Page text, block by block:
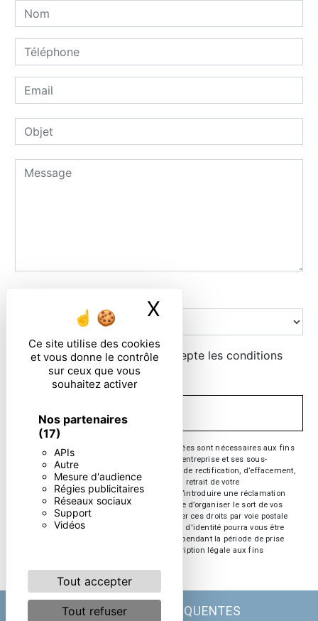
Ce site utilise des cookies
et vous donne le contrôle
sur ceux que vous
souhaitez activer
Nos partenaires
(17)
APIs
Autre
Mesure d'audience
Régies publicitaires
Réseaux sociaux
Support
Vidéos
Tout accepter
Tout refuser
X Masquer le
En cochant cette case, j'accepte les conditions
particulières ci-dessous **
** Les données personnelles communiquées sont nécessaires aux fins
de vous contacter. Elles sont destinées à l'entreprise et ses sous-
traitants. Vous disposez de droits d’accès, de rectification, d’effacement,
de portabilité, de limitation, d’opposition, de retrait de votre
consentement à tout moment et du droit d’introduire une réclamation
auprès d’une autorité de contrôle, ainsi que d’organiser le sort de vos
données post-mortem. Vous pouvez exercer ces droits par voie postale
ou par courrier électronique. Un justificatif d'identité pourra vous être
demandé. Nous conservons vos données pendant la période de prise
de contact puis pendant la durée de prescription légale aux fins
RECHERCHES FRÉQUENTES